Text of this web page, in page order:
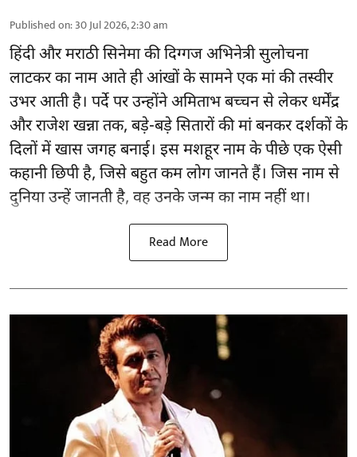
Published on:30 Jul 2026, 2:30 am
हिंदी और मराठी सिनेमा की दिग्गज अभिनेत्री सुलोचना
लाटकर का नाम आते ही आंखों के सामने एक मां की तस्वीर
उभर आती है। पर्दे पर उन्होंने अमिताभ बच्चन से लेकर धर्मेंद्र
और राजेश खन्ना तक, बड़े-बड़े सितारों की मां बनकर दर्शकों के
दिलों में खास जगह बनाई। इस मशहूर नाम के पीछे एक ऐसी
कहानी छिपी है, जिसे बहुत कम लोग जानते हैं। जिस नाम से
दुनिया उन्हें जानती है, वह उनके जन्म का नाम नहीं था।
Read More